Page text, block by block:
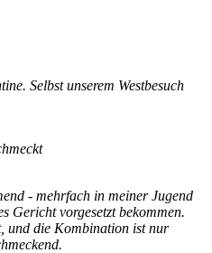
Selbst unserem Westbesuch
- mehrfach in meiner Jugend
Gericht vorgesetzt bekommen.
und die Kombination ist nur